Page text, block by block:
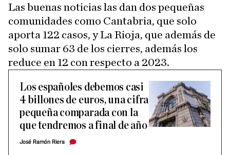
Las buenas noticias las dan dos pequeñas
comunidades como Cantabria, que solo
aporta 122 casos, y La Rioja, que además de
solo sumar 63 de los cierres, además los
reduce en 12 con respecto a 2023.
Los españoles debemos casi
4 billones de euros, una cifra
pequeña comparada con la
que tendremos a final de año
José Ramón Riera